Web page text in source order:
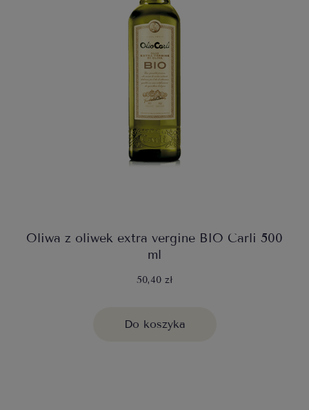
Oliwa z oliwek extra vergine BIO Carli 500
ml
50,40 zł
Do koszyka